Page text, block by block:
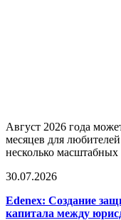
Август 2026 года
месяцев для
несколько
30.07.2026
Edenex: Создание
капитала между